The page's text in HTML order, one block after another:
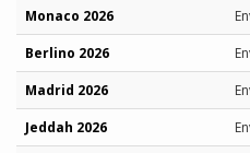
Monaco 2026
Berlino 2026
Madrid 2026
Jeddah 2026